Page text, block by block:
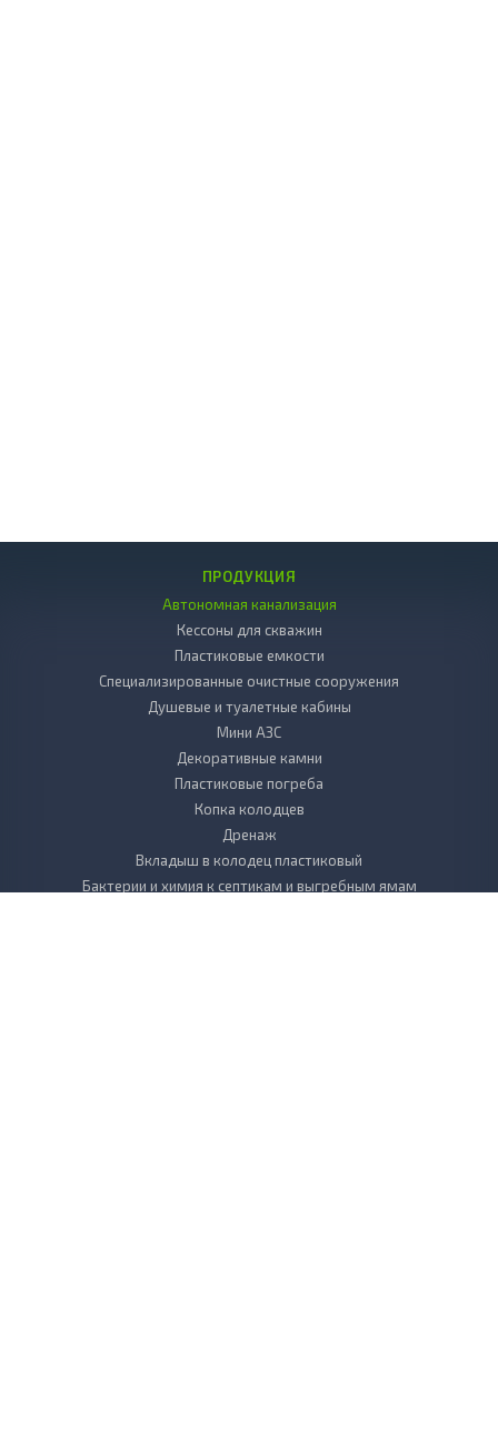
ПРОДУКЦИЯ
Автономная канализация
Кессоны для скважин
Пластиковые емкости
Специализированные очистные сооружения
Душевые и туалетные кабины
Мини АЗС
Декоративные камни
Пластиковые погреба
Копка колодцев
Дренаж
Вкладыш в колодец пластиковый
Бактерии и химия к септикам и выгребным ямам